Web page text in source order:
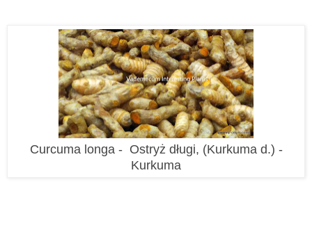
Curcuma longa - Ostryż długi, (Kurkuma d.) -
Kurkuma